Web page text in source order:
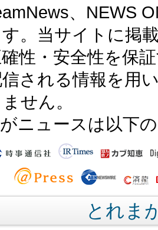
、NEWS
。当サイトに掲
性・安全性を保
される情報を用
せん。
ニュースは以下
とれま